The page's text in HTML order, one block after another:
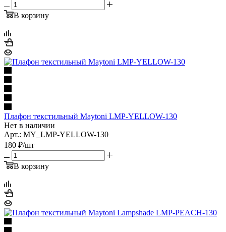
В корзину
Плафон текстильный Maytoni LMP-YELLOW-130
Нет в наличии
Арт.: MY_LMP-YELLOW-130
180 ₽/шт
В корзину